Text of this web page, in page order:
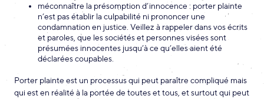
méconnaître la présomption d’innocence : porter plainte
n’est pas établir la culpabilité ni prononcer une
condamnation en justice. Veillez à rappeler dans vos écrits
et paroles, que les sociétés et personnes visées sont
présumées innocentes jusqu’à ce qu’elles aient été
déclarées coupables.
Porter plainte est un processus qui peut paraître compliqué mais
qui est en réalité à la portée de toutes et tous, et surtout qui peut